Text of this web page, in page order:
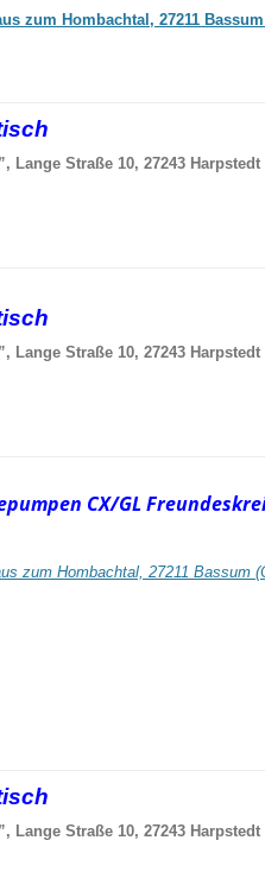
zum Hombachtal, 27211
Lange Straße 10, 27243 Harpstedt
Lange Straße 10, 27243 Harpstedt
CX/GL
zum Hombachtal, 27211 Bassum
Lange Straße 10, 27243 Harpstedt